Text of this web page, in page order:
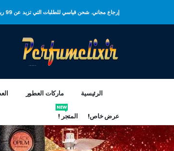
إرجاع مجاني. شحن قياسي للطلبات التي تزيد عن 99 ريال .
الرئيسية ماركات العطور
عرض خاص! المتجر !
NEW